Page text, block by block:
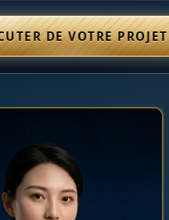
DE VOTRE PROJET